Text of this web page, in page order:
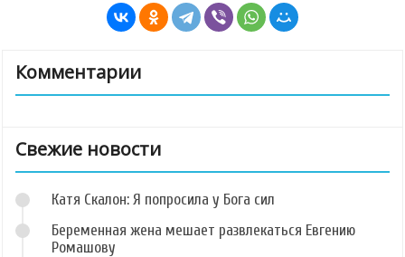
Комментарии
Свежие новости
Катя Скалон: Я попросила у Бога сил
Беременная жена мешает развлекаться Евгению
Ромашову